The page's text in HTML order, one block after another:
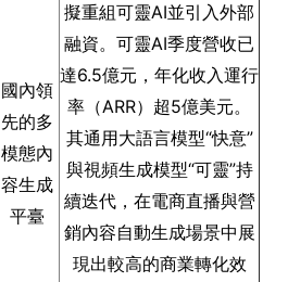
國內領
先的多
模態內
容生成
平臺
擬重組可靈AI並引入外部
融資。可靈AI季度營收已
達6.5億元，年化收入運行
率（ARR）超5億美元。
其通用大語言模型“快意”
與視頻生成模型“可靈”持
續迭代，在電商直播與營
銷內容自動生成場景中展
現出較高的商業轉化效